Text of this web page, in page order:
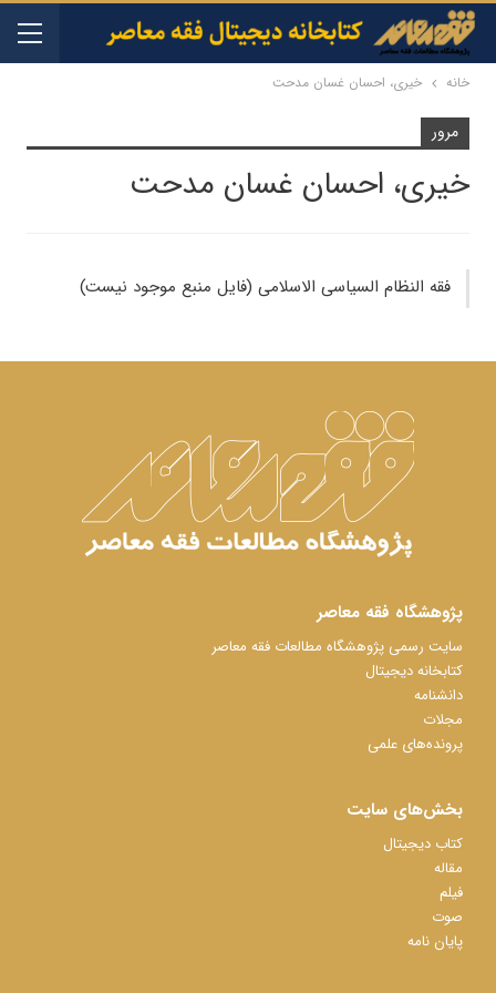
خانه خیری، احسان غسان مدحت
مرور
خیری، احسان غسان مدحت
فقه النظام السیاسی الاسلامی (فایل منبع موجود نیست)
پژوهشگاه فقه معاصر
سایت رسمی پژوهشگاه مطالعات فقه معاصر
کتابخانه دیجیتال
دانشنامه
مجلات
پرونده‌های علمی
بخش‌های سایت
کتاب دیجیتال
مقاله
فیلم
صوت
پایان نامه